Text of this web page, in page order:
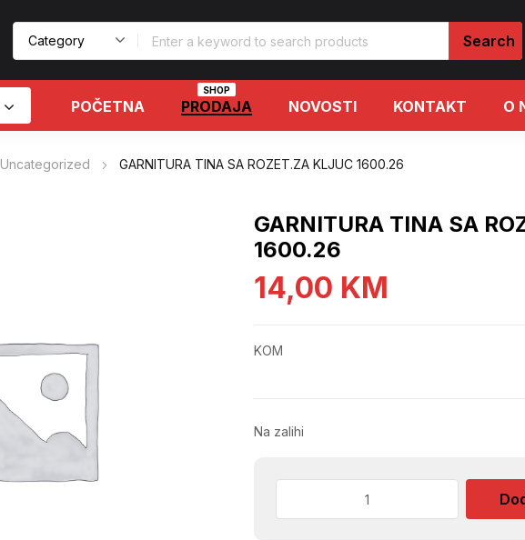
POČETNA PRODAJA
SHOP
NOVOSTI KONTAKT O
Uncategorized GARNITURA TINA SA ROZET.ZA KLJUC 1600.26
GARNITURA TINA SA
1600.26
14,00 KM
KOM
Na zalihi